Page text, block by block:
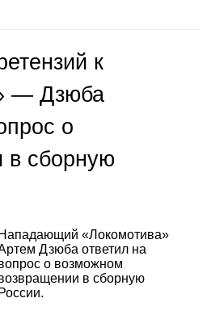
к
— Дзюба
о
в сборную
Нападающий «Локомотива»
Дзюба ответил на
о возможном
в сборную
России.